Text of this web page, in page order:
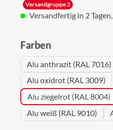
Versandgruppe 2
Versandfertig in 2
Farbenauswählen
Alu anthrazit (RAL 7016)
Alu oxidrot (RAL 3009)
Alu ziegelrot (RAL 8004)
Alu weiß (RAL 9010)